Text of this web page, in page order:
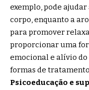
exemplo, pode
corpo, enquanto a
para promover
proporcionar uma
emocional e alívio
formas de
Psicoeducação e